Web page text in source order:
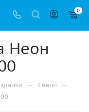
0
Неон
— Свечи —